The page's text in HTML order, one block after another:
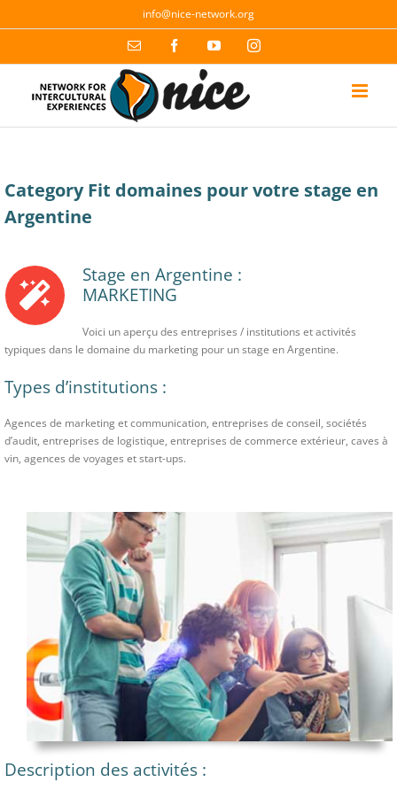
to
info@nice-network.org
Email FacebookYouTubeInstagram
Category Fit domaines pour votre stage en
Argentine
Stage en Argentine :
MARKETING
Voici un aperçu des entreprises / institutions et activités
typiques dans le domaine du marketing pour un stage en Argentine.
Types d’institutions :
Agences de marketing et communication, entreprises de conseil, sociétés
d’audit, entreprises de logistique, entreprises de commerce extérieur, caves à
vin, agences de voyages et start-ups.
Description des activités :